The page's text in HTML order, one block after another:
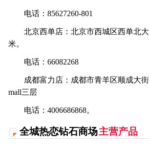
电话：85627260-801
北京西单店：北京市西城区西单北
米。
电话：66082268
成都富力店：成都市青羊区顺成大
mall三层
电话：4006686868。
全城热恋钻石商场主营产品